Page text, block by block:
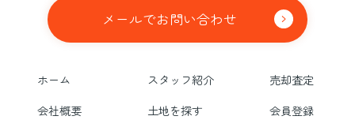
メールでお問い合わせ
ホーム スタッフ紹介
売却査定
会社概要
土地を探す
会員登録